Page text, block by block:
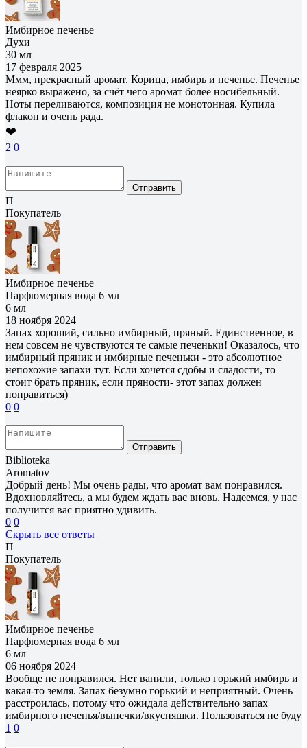
Имбирное печенье
Духи
30 мл
17 февраля 2025
Ммм, прекрасный аромат. Корица, имбирь и печенье. Печенье
неярко выражено, за счёт чего аромат более носибельный.
Ноты переливаются, композиция не монотонная. Купила
флакон и очень рада.
❤️
2 0
Отправить
П
Покупатель
Имбирное печенье
Парфюмерная вода 6 мл
6 мл
18 ноября 2024
Запах хороший, сильно имбирный, пряный. Единственное, в
нем совсем не чувствуются те самые печеньки! Оказалось, что
имбирный пряник и имбирные печеньки - это абсолютное
непохожие запахи тут. Если хочется сдобы и сладости, то
стоит брать пряник, если пряности- этот запах должен
понравиться)
0 0
Отправить
Biblioteka
Aromatov
Добрый день! Мы очень рады, что аромат вам понравился.
Вдохновляйтесь, а мы будем ждать вас вновь. Надеемся, у нас
получится вас приятно удивить.
0 0
Скрыть все ответы
П
Покупатель
Имбирное печенье
Парфюмерная вода 6 мл
6 мл
06 ноября 2024
Вообще не понравился. Нет ванили, только горький имбирь и
какая-то земля. Запах безумно горький и неприятный. Очень
расстроилась, потому что ожидала действительно запах
имбирного печенья/выпечки/вкусняшки. Пользоваться не буду
1 0